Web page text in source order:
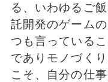
る、いわゆるご
託開発のゲーム
つも言っている
でありモノづく
こそ、自分の仕